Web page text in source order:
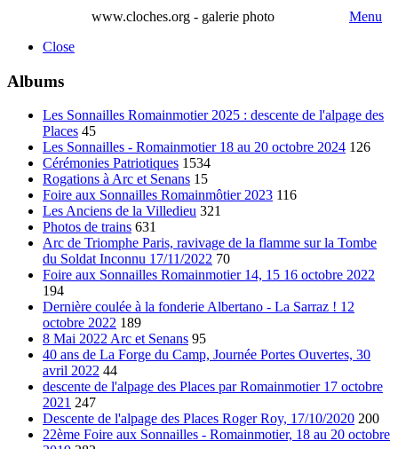
www.cloches.org - galerie photo
Menu
Close
Albums
Les Sonnailles Romainmotier 2025 : descente de l'alpage des
Places 45
Les Sonnailles - Romainmotier 18 au 20 octobre 2024 126
Cérémonies Patriotiques 1534
Rogations à Arc et Senans 15
Foire aux Sonnailles Romainmôtier 2023 116
Les Anciens de la Villedieu 321
Photos de trains 631
Arc de Triomphe Paris, ravivage de la flamme sur la Tombe
du Soldat Inconnu 17/11/2022 70
Foire aux Sonnailles Romainmotier 14, 15 16 octobre 2022
194
Dernière coulée à la fonderie Albertano - La Sarraz ! 12
octobre 2022 189
8 Mai 2022 Arc et Senans 95
40 ans de La Forge du Camp, Journée Portes Ouvertes, 30
avril 2022 44
descente de l'alpage des Places par Romainmotier 17 octobre
2021 247
Descente de l'alpage des Places Roger Roy, 17/10/2020 200
22ème Foire aux Sonnailles - Romainmotier, 18 au 20 octobre